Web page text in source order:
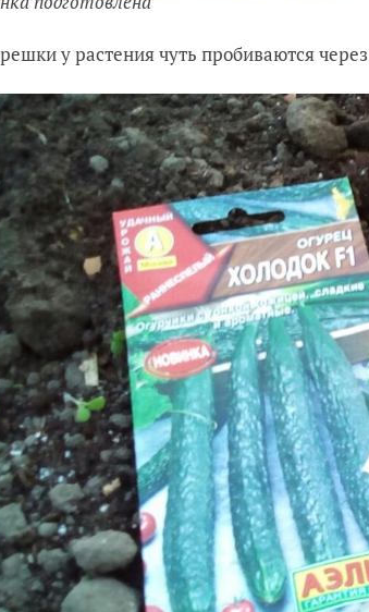
у растения чуть пробиваются